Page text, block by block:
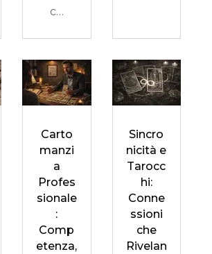
c…
Carto
manzi
a
Profes
sionale
:
Comp
etenza,
Sincro
nicità e
Tarocc
hi:
Conne
ssioni
che
Rivelan